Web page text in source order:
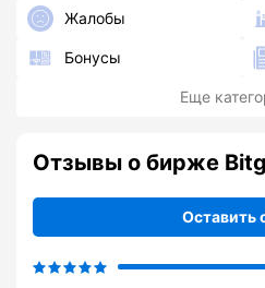
Жалобы
Бонусы
Еще
Отзывы о бирже
Оставить